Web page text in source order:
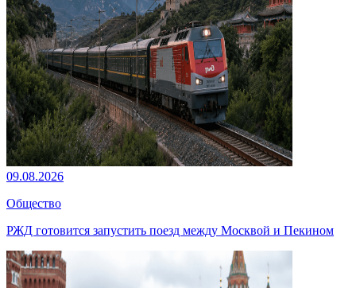
09.08.2026
Общество
РЖД готовится запустить поезд между Москвой и Пекином